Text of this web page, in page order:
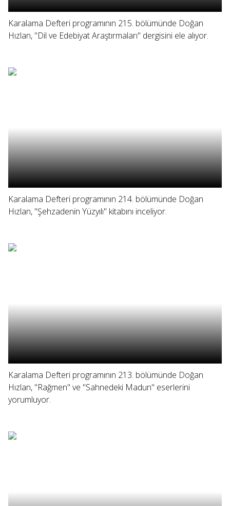
Karalama Defteri programının 215. bölümünde Doğan
Hızlan, "Dil ve Edebiyat Araştırmaları" dergisini ele alıyor.
Karalama Defteri programının 214. bölümünde Doğan
Hızlan, "Şehzadenin Yüzyılı" kitabını inceliyor.
Karalama Defteri programının 213. bölümünde Doğan
Hızlan, "Rağmen" ve "Sahnedeki Madun" eserlerini
yorumluyor.